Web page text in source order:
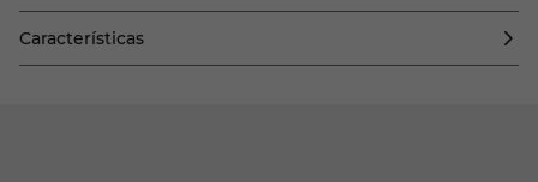
Características